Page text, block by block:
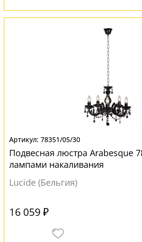
78351/05/30
Подвесная люстра Arabesque
лампами накаливания
Lucide (Бельгия)
16 059 ₽